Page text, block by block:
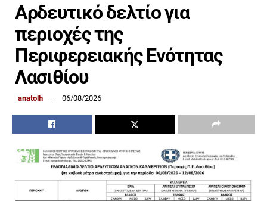
Αρδευτικό δελτίο για
περιοχές της
Περιφερειακής Ενότητας
Λασιθίου
anatolh 06/08/2026